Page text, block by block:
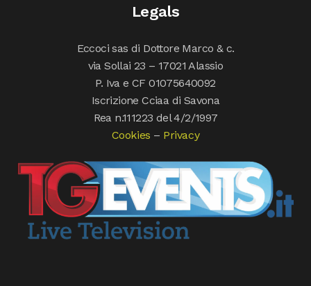
Legals
Eccoci sas di Dottore Marco & c.
via Sollai 23 – 17021 Alassio
P. Iva e CF 01075640092
Iscrizione Cciaa di Savona
Rea n.111223 del 4/2/1997
Cookies – Privacy